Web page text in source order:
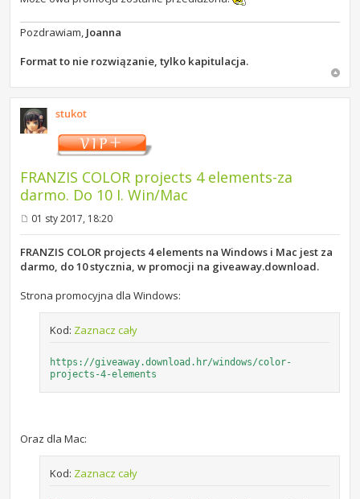
Pozdrawiam, Joanna
Format to nie rozwiązanie, tylko kapitulacja.
stukot
FRANZIS COLOR projects 4 elements-za
darmo. Do 10 I. Win/Mac
o
s
01 sty 2017, 18:20
FRANZIS COLOR projects 4 elements na Windows i Mac jest za
darmo, do 10 stycznia, w promocji na giveaway.download.
Strona promocyjna dla Windows:
Kod: Zaznacz cały
https://giveaway.download.hr/windows/color-
projects-4-elements
Oraz dla Mac:
Kod: Zaznacz cały